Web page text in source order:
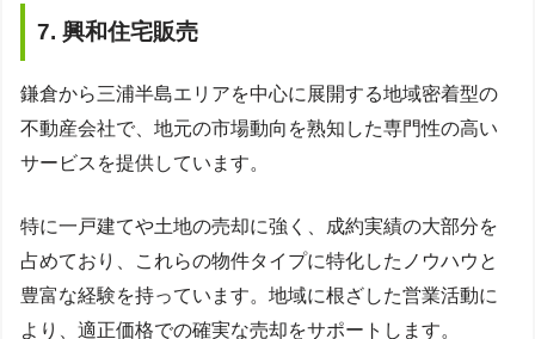
7. 興和住宅販売
鎌倉から三浦半島エリアを中心に展開する地域密着型の
不動産会社で、地元の市場動向を熟知した専門性の高い
サービスを提供しています。
特に一戸建てや土地の売却に強く、成約実績の大部分を
占めており、これらの物件タイプに特化したノウハウと
豊富な経験を持っています。地域に根ざした営業活動に
より、適正価格での確実な売却をサポートします。